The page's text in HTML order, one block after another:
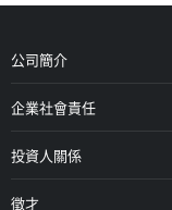
公司簡介
企業社會責任
投資人關係
徵才